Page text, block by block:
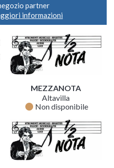
partner
informazioni
MEZZANOTA
Altavilla
fiber_manual_record Non disponibile